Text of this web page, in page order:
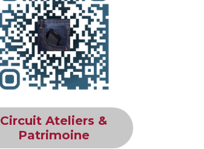
Circuit Ateliers &
Patrimoine